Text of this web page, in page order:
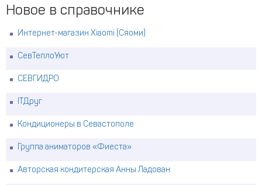
Новое в справочнике
Интернет-магазин Xiaomi (Сяоми)
СевТеплоУют
СЕВГИДРО
ITДруг
Кондиционеры в Севастополе
Группа аниматоров «Фиеста»
Авторская кондитерская Анны Ладован